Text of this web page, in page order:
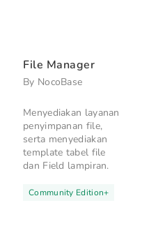
File Manager
By NocoBase
Menyediakan layanan
penyimpanan file,
serta menyediakan
template tabel file
dan Field lampiran.
Community Edition+